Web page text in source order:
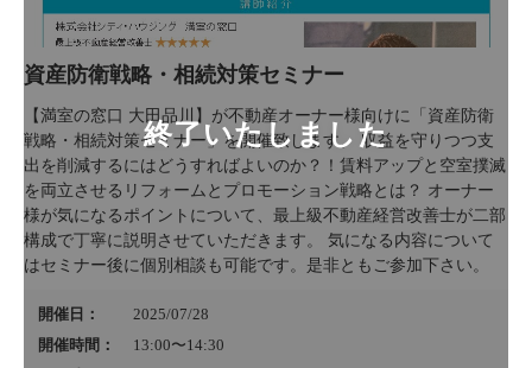
資産防衛戦略・相続対策セミナー
【満室の窓口 大田品川】が不動産オーナー様向けに「資産防衛
戦略・相続対策セミナー」を開催致します。 収益を守りつつ支
出を削減するにはどうすればよいのか？！賃料アップと空室撲滅
を両立させるリフォームとプロモーション戦略とは？ オーナー
様が気になるポイントについて、最上級不動産経営改善士が二部
構成で丁寧に説明させていただきます。 気になる内容について
はセミナー後に個別相談も可能です。是非ともご参加下さい。
開催日：
2025/07/28
開催時間：
13:00〜14:30